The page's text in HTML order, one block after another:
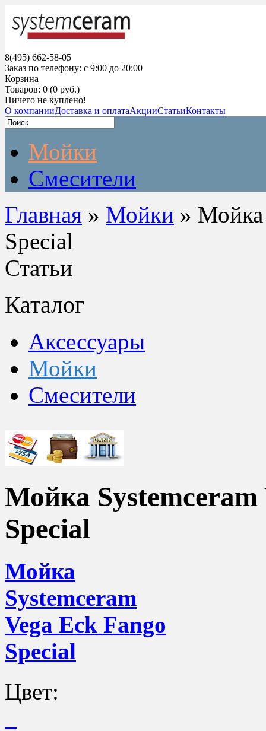
8(495) 662-58-05
Заказ по телефону: с 9:00 до 20:00
Корзина
Товаров: 0 (0 руб.)
Ничего не куплено!
О компанииДоставка и оплатаАкцииСтатьиКонтакты
Мойки
Смесители
Главная » Мойки » Мойка
Special
Статьи
Каталог
Аксессуары
Мойки
Смесители
Мойка Systemceram
Special
Мойка
Systemceram
Vega Eck Fango
Special
Цвет: